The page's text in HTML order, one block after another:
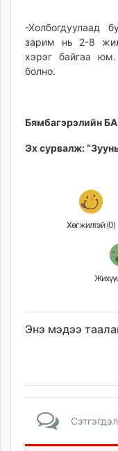
-Холбогдуулаад
зарим нь 2-8
хэрэг байгаа
болно.
Бямбагэрэлийн
Эх сурвалж:
Хөгжилтэй (0)
Энэ мэдээ